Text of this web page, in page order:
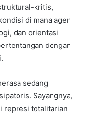
kritis,
di mana agen
dan orientasi
dengan
sedang
Sayangnya,
represi totalitarian